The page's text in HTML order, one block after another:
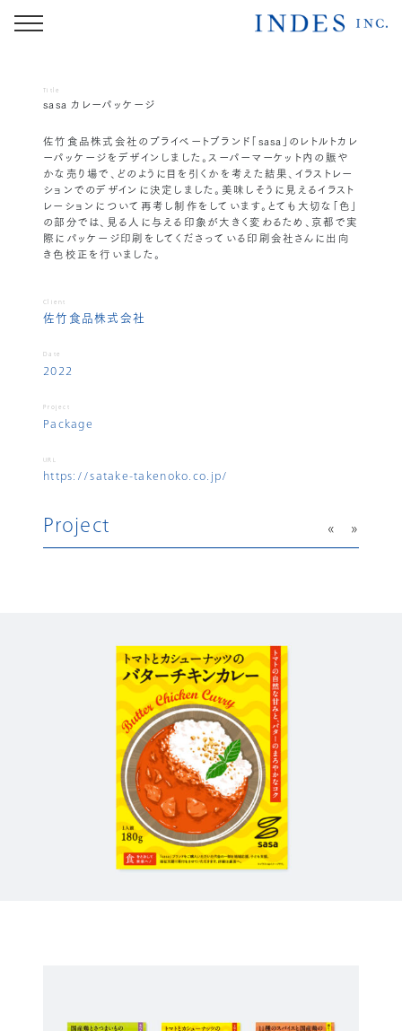
Title
sasa カレーパッケージ
佐竹食品株式会社のプライベートブランド「sasa」のレトルトカレ
ーパッケージをデザインしました。スーパーマーケット内の賑や
かな売り場で、どのように目を引くかを考えた結果、イラストレー
ションでのデザインに決定しました。美味しそうに見えるイラスト
レーションについて再考し制作をしています。とても大切な「色」
の部分では、見る人に与える印象が大きく変わるため、京都で実
際にパッケージ印刷をしてくださっている印刷会社さんに出向
き色校正を行いました。
Client
佐竹食品株式会社
Date
2022
Project
Package
URL
https://satake-takenoko.co.jp/
Project « »